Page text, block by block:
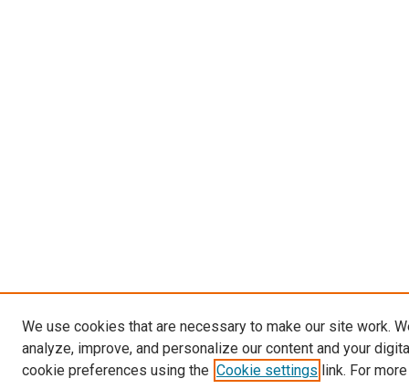
We use cookies that are necessary to make our site work.
analyze, improve, and personalize our content and your
cookie preferences using the Cookie settings link. For